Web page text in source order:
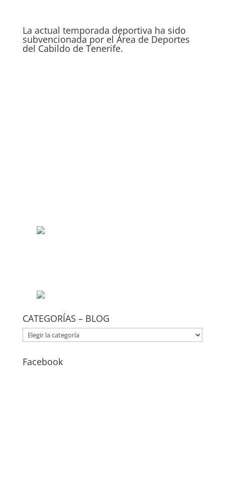
La actual temporada deportiva ha sido
subvencionada por el Área de Deportes
del Cabildo de Tenerife.
CATEGORÍAS – BLOG
CATEGORÍAS
–
Facebook